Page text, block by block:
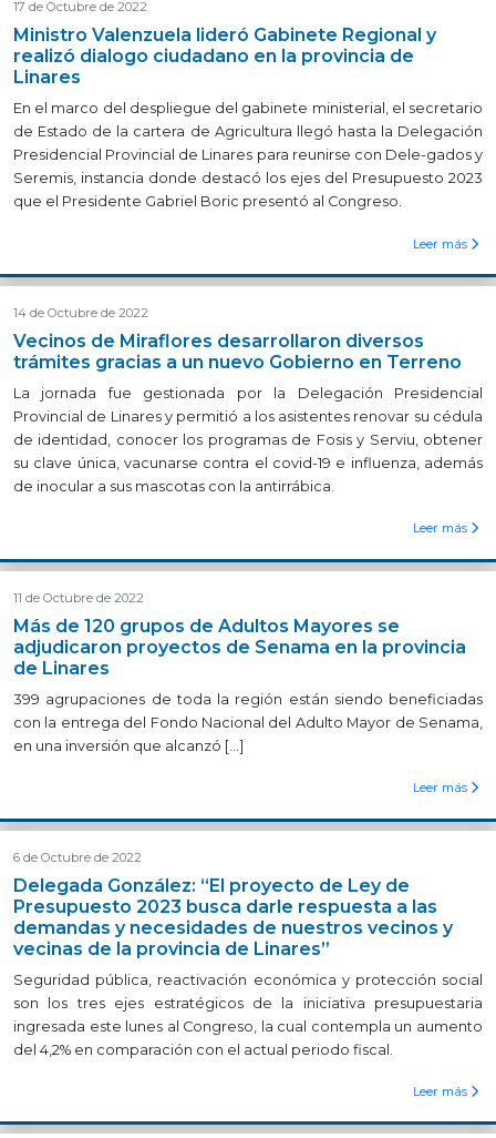
17 de Octubre de 2022
Ministro Valenzuela lideró Gabinete Regional y
realizó dialogo ciudadano en la provincia de
Linares
En el marco del despliegue del gabinete ministerial, el secretario
de Estado de la cartera de Agricultura llegó hasta la Delegación
Presidencial Provincial de Linares para reunirse con Dele-gados y
Seremis, instancia donde destacó los ejes del Presupuesto 2023
que el Presidente Gabriel Boric presentó al Congreso.
Leer más
14 de Octubre de 2022
Vecinos de Miraflores desarrollaron diversos
trámites gracias a un nuevo Gobierno en Terreno
La jornada fue gestionada por la Delegación Presidencial
Provincial de Linares y permitió a los asistentes renovar su cédula
de identidad, conocer los programas de Fosis y Serviu, obtener
su clave única, vacunarse contra el covid-19 e influenza, además
de inocular a sus mascotas con la antirrábica.
Leer más
11 de Octubre de 2022
Más de 120 grupos de Adultos Mayores se
adjudicaron proyectos de Senama en la provincia
de Linares
399 agrupaciones de toda la región están siendo beneficiadas
con la entrega del Fondo Nacional del Adulto Mayor de Senama,
en una inversión que alcanzó […]
Leer más
6 de Octubre de 2022
Delegada González: “El proyecto de Ley de
Presupuesto 2023 busca darle respuesta a las
demandas y necesidades de nuestros vecinos y
vecinas de la provincia de Linares”
Seguridad pública, reactivación económica y protección social
son los tres ejes estratégicos de la iniciativa presupuestaria
ingresada este lunes al Congreso, la cual contempla un aumento
del 4,2% en comparación con el actual periodo fiscal.
Leer más